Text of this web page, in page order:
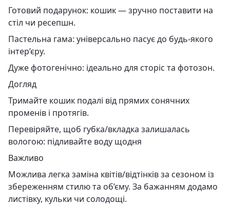
Готовий подарунок: кошик — зручно поставити на
стіл чи ресепшн.
Пастельна гама: універсально пасує до будь-якого
інтер’єру.
Дуже фотогенічно: ідеально для сторіс та фотозон.
Догляд
Тримайте кошик подалі від прямих сонячних
променів і протягів.
Перевіряйте, щоб губка/вкладка залишалась
вологою: підливайте воду щодня
Важливо
Можлива легка заміна квітів/відтінків за сезоном із
збереженням стилю та об’єму. За бажанням додамо
листівку, кульки чи солодощі.